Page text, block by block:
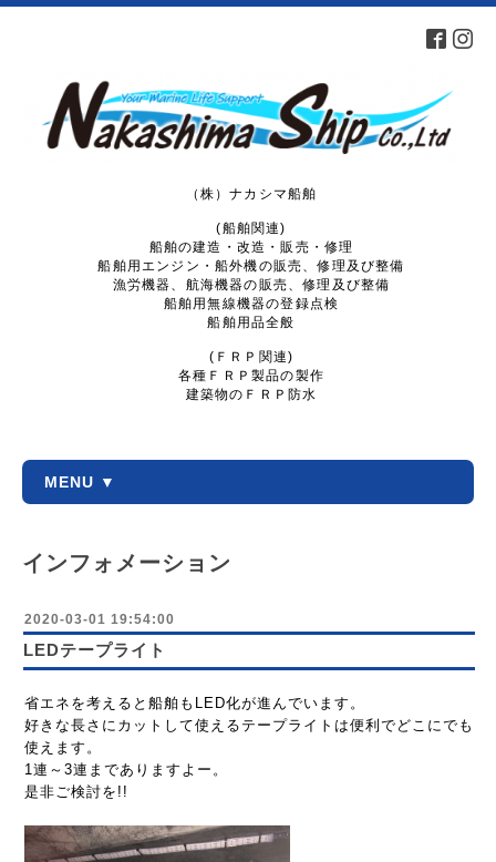
（株）ナカシマ船舶
(船舶関連)
船舶の建造・改造・販売・修理
船舶用エンジン・船外機の販売、修理及び整備
漁労機器、航海機器の販売、修理及び整備
船舶用無線機器の登録点検
船舶用品全般
(ＦＲＰ関連)
各種ＦＲＰ製品の製作
建築物のＦＲＰ防水
MENU ▼
インフォメーション
2020-03-01 19:54:00
LEDテープライト
省エネを考えると船舶もLED化が進んでいます。
好きな長さにカットして使えるテープライトは便利でどこにでも
使えます。
1連～3連までありますよー。
是非ご検討を!!